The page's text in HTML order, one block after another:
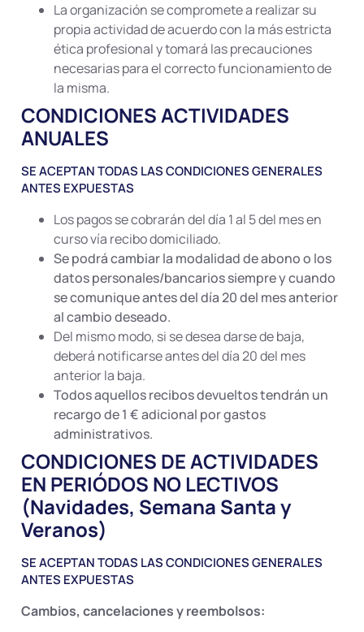
La organización se compromete a realizar su
propia actividad de acuerdo con la más estricta
ética profesional y tomará las precauciones
necesarias para el correcto funcionamiento de
la misma.
CONDICIONES ACTIVIDADES
ANUALES
SE ACEPTAN TODAS LAS CONDICIONES GENERALES
ANTES EXPUESTAS
Los pagos se cobrarán del día 1 al 5 del mes en
curso vía recibo domiciliado.
Se podrá cambiar la modalidad de abono o los
datos personales/bancarios siempre y cuando
se comunique antes del día 20 del mes anterior
al cambio deseado.
Del mismo modo, si se desea darse de baja,
deberá notificarseantes del día 20 del mes
anterior la baja.
Todos aquellos recibos devueltos tendrán un
recargo de 1 € adicional por gastos
administrativos.
CONDICIONES DE ACTIVIDADES
EN PERIÓDOS NO LECTIVOS
(Navidades, Semana Santa y
Veranos)
SE ACEPTAN TODAS LAS CONDICIONES GENERALES
ANTES EXPUESTAS
Cambios, cancelaciones y reembolsos: